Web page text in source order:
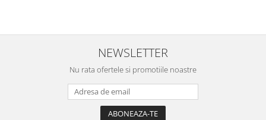
NEWSLETTER
Nu rata ofertele si promotiile noastre